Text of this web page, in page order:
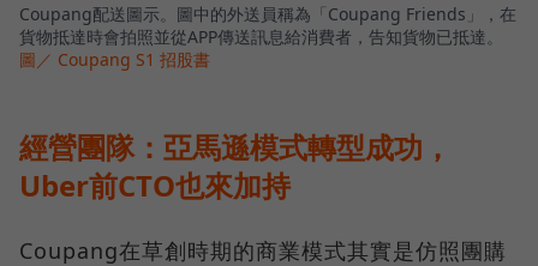
Coupang配送圖示。圖中的外送員稱為「Coupang Friends」，在
貨物抵達時會拍照並從APP傳送訊息給消費者，告知貨物已抵達。
圖／ Coupang S1 招股書
經營團隊：亞馬遜模式轉型成功，
Uber前CTO也來加持
Coupang在草創時期的商業模式其實是仿照團購